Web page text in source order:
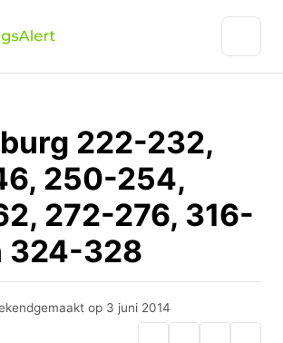
222-232,
250-254,
272-276, 316-
324-328
op 3 juni 2014